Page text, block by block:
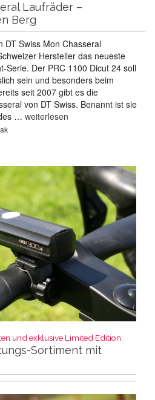
Laufräder –
Berg
DT Swiss Mon Chasseral
Hersteller das neueste
Serie. Der PRC 1100 Dicut 24 soll
sein und besonders beim
seit 2007 gibt es die
von DT Swiss. Benannt ist sie
… weiterlesen
und exklusive Limited Edition:
Sortiment mit